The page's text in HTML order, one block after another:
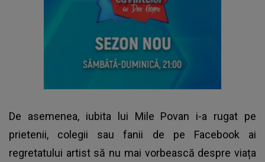
De asemenea, iubita lui Mile Povan i-a rugat pe
prietenii, colegii sau fanii de pe Facebook ai
regretatului artist să nu mai vorbească despre viața